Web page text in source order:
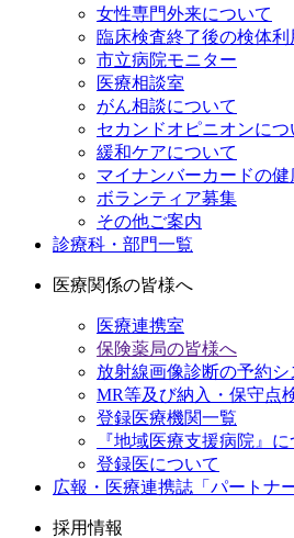
女性専門外来について
臨床検査終了後の検体利
市立病院モニター
医療相談室
がん相談について
セカンドオピニオンにつ
緩和ケアについて
マイナンバーカードの
ボランティア募集
その他ご案内
診療科・部門一覧
医療関係の皆様へ
医療連携室
保険薬局の皆様へ
放射線画像診断の予約
MR等及び納入・保守点
登録医療機関一覧
『地域医療支援病院』に
登録医について
広報・医療連携誌「パートナ
採用情報